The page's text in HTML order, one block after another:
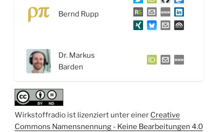
Targeting
Todeskuss
Serienkiller
Interview
Bernd Rupp
Dr. Markus
Barden
Wirkstoffradio ist lizenziert unter einer Creative
Commons Namensnennung - Keine Bearbeitungen 4.0